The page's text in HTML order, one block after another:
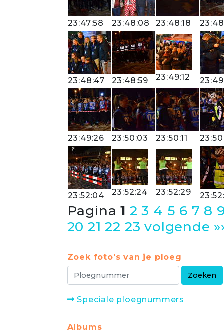
23:47:58 23:48:08 23:48:18
23:48:47 23:48:59 23:49:12
23:49:26 23:50:03 23:50:11
23:52:04 23:52:24 23:52:29
Pagina1 2 3 4 5 6 7 8
20 21 22 23 volgende
Zoek foto's van je ploeg
Speciale ploegnummers
Albums